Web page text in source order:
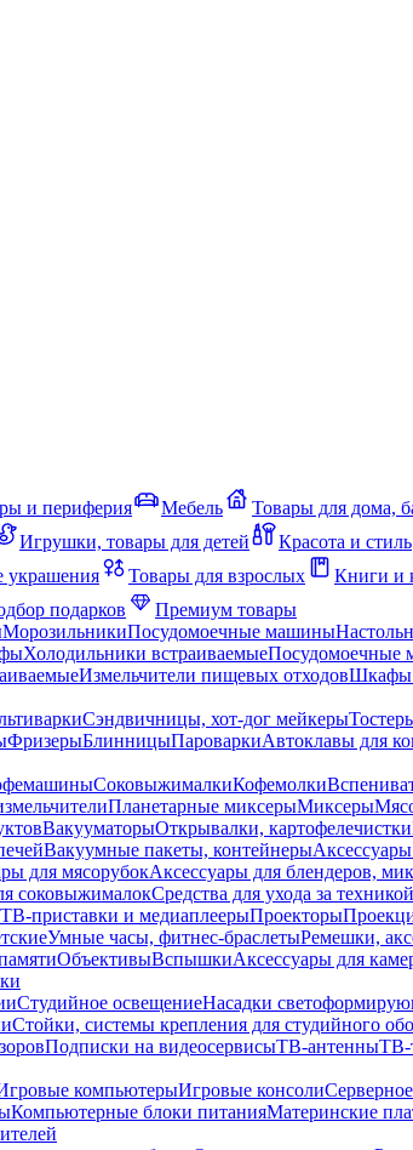
и периферия Мебель Товары для дома,
Игрушки, товары для детей Красота и стиль
Товары для взрослых Книги и
подарков
Премиум товары
МорозильникиПосудомоечные машины
Холодильники встраиваемыеПосудомоечные
Измельчители пищевых отходовШкафы
Сэндвичницы, хот-дог мейкеры
ФризерыБлинницыПароваркиАвтоклавы для
СоковыжималкиКофемолки
Планетарные миксерыМиксеры
ВакууматорыОткрывалки, картофелечистки
Вакуумные пакеты, контейнеры
для мясорубокАксессуары для блендеров,
соковыжималокСредства для ухода за техникой
ТВ-приставки и медиаплеерыПроекторы
Умные часы, фитнес-браслетыРемешки,
ОбъективыВспышкиАксессуары для
Студийное освещениеНасадки
Стойки, системы крепления для студийного
Подписки на видеосервисыТВ-антенныТВ-
компьютерыИгровые консоли
Компьютерные блоки питанияМатеринские